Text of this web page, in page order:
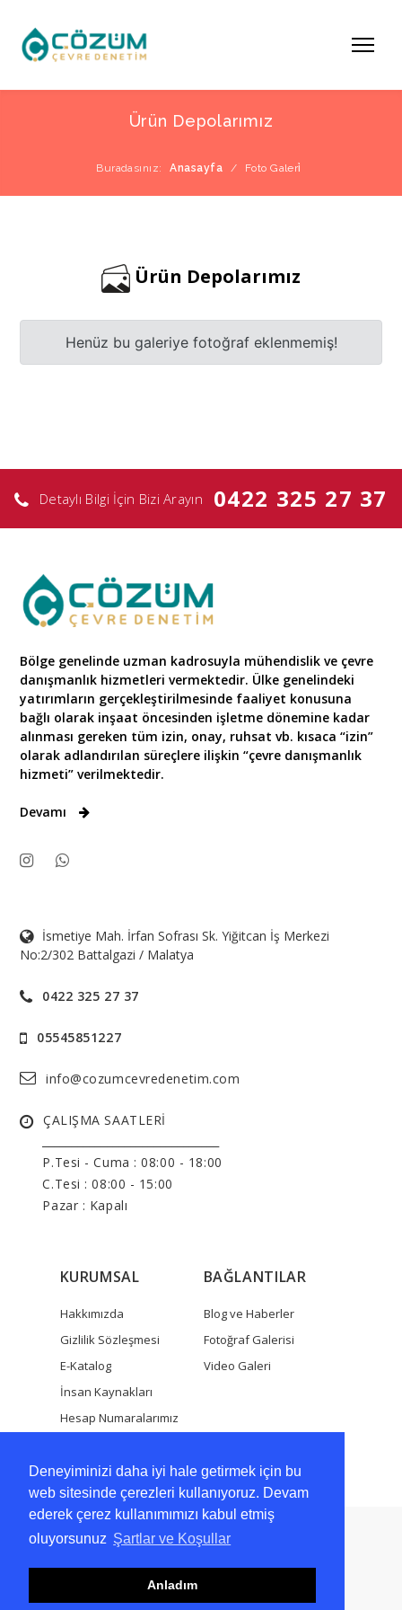
Deneyiminizi daha iyi hale getirmek için bu
web sitesinde çerezleri kullanıyoruz. Devam
ederek çerez kullanımımızı kabul etmiş
oluyorsunuz Şartlar ve Koşullar
Anladım
Ürün Depolarımız
Buradasınız: Anasayfa / Foto Galeri̇
Ürün Depolarımız
Henüz bu galeriye fotoğraf eklenmemiş!
Detaylı Bilgi İçin Bizi Arayın 0422 325 27 37
Bölge genelinde uzman kadrosuyla mühendislik ve çevre
danışmanlık hizmetleri vermektedir. Ülke genelindeki
yatırımların gerçekleştirilmesinde faaliyet konusuna
bağlı olarak inşaat öncesinden işletme dönemine kadar
alınması gereken tüm izin, onay, ruhsat vb. kısaca “izin”
olarak adlandırılan süreçlere ilişkin “çevre danışmanlık
hizmeti” verilmektedir.
Devamı
İsmetiye Mah. İrfan Sofrası Sk. Yiğitcan İş Merkezi
No:2/302 Battalgazi / Malatya
0422 325 27 37
05545851227
info@cozumcevredenetim.com
ÇALIŞMA SAATLERİ
P.Tesi - Cuma : 08:00 - 18:00
C.Tesi : 08:00 - 15:00
Pazar : Kapalı
KURUMSAL
Hakkımızda
Gizlilik Sözleşmesi
E-Katalog
İnsan Kaynakları
Hesap Numaralarımız
BAĞLANTILAR
Blog ve Haberler
Fotoğraf Galerisi
Video Galeri
Copyright 2021 - Tüm Hakları Saklıdır
Tasarım ve Yazılım:Web Tasarım